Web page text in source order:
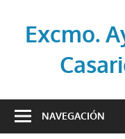
contenidoExcmo.
oficialNAVEGACIÓN